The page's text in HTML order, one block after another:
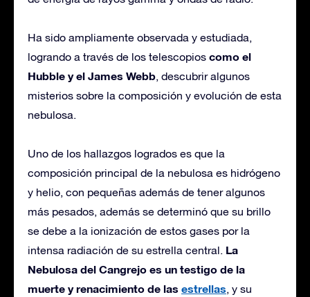
Ha sido ampliamente observada y estudiada,
logrando a través de los telescopios como el
Hubble y el James Webb , descubrir algunos
misterios sobre la composición y evolución de esta
nebulosa.
Uno de los hallazgos logrados es que la
composición principal de la nebulosa es hidrógeno
y helio, con pequeñas además de tener algunos
más pesados, además se determinó que su brillo
se debe a la ionización de estos gases por la
intensa radiación de su estrella central. La
Nebulosa del Cangrejo es un testigo de la
muerte y renacimiento de las estrellas , y su